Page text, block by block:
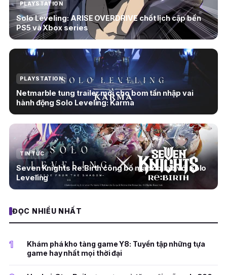
PLAYSTATION
Solo Leveling: ARISE OVERDRIVE chốt lịch cập bến
PS5 và Xbox series
PLAYSTATION
Netmarble tung trailer mới cho bom tấn nhập vai
hành động Solo Leveling: Karma
TIN TỨC
Seven Knights Re:Birth công bố màn collab với Solo
Leveling
ĐỌC NHIỀU NHẤT
1
Khám phá kho tàng game Y8: Tuyển tập những tựa
game hay nhất mọi thời đại